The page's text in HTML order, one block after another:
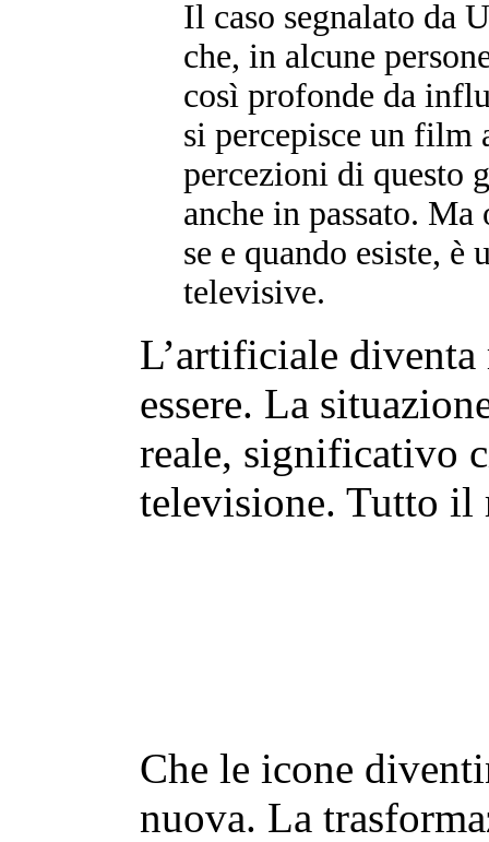
Il caso segnalato da
che, in alcune
così profonde da
si percepisce un film
percezioni di questo
anche in passato.
se e quando esiste, è
televisive.
L’artificiale diventa
essere. La
reale, significativo
televisione. Tutto il
Che le icone
nuova. La